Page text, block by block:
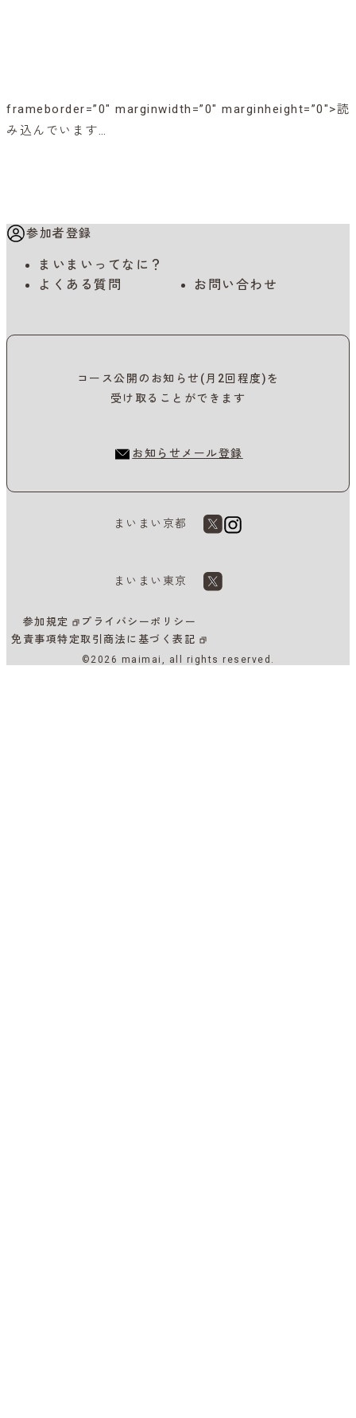
frameborder=”0″ marginwidth=”0″ marginheight=”0″>読
み込んでいます…
参加者登録
まいまいってなに？
よくある質問
お問い合わせ
コース公開のお知らせ(月2回程度)を
受け取ることができます
お知らせメール登録
まいまい京都
まいまい東京
参加規定
プライバシーポリシー
免責事項特定取引商法に基づく表記
©2026 maimai, all rights reserved.